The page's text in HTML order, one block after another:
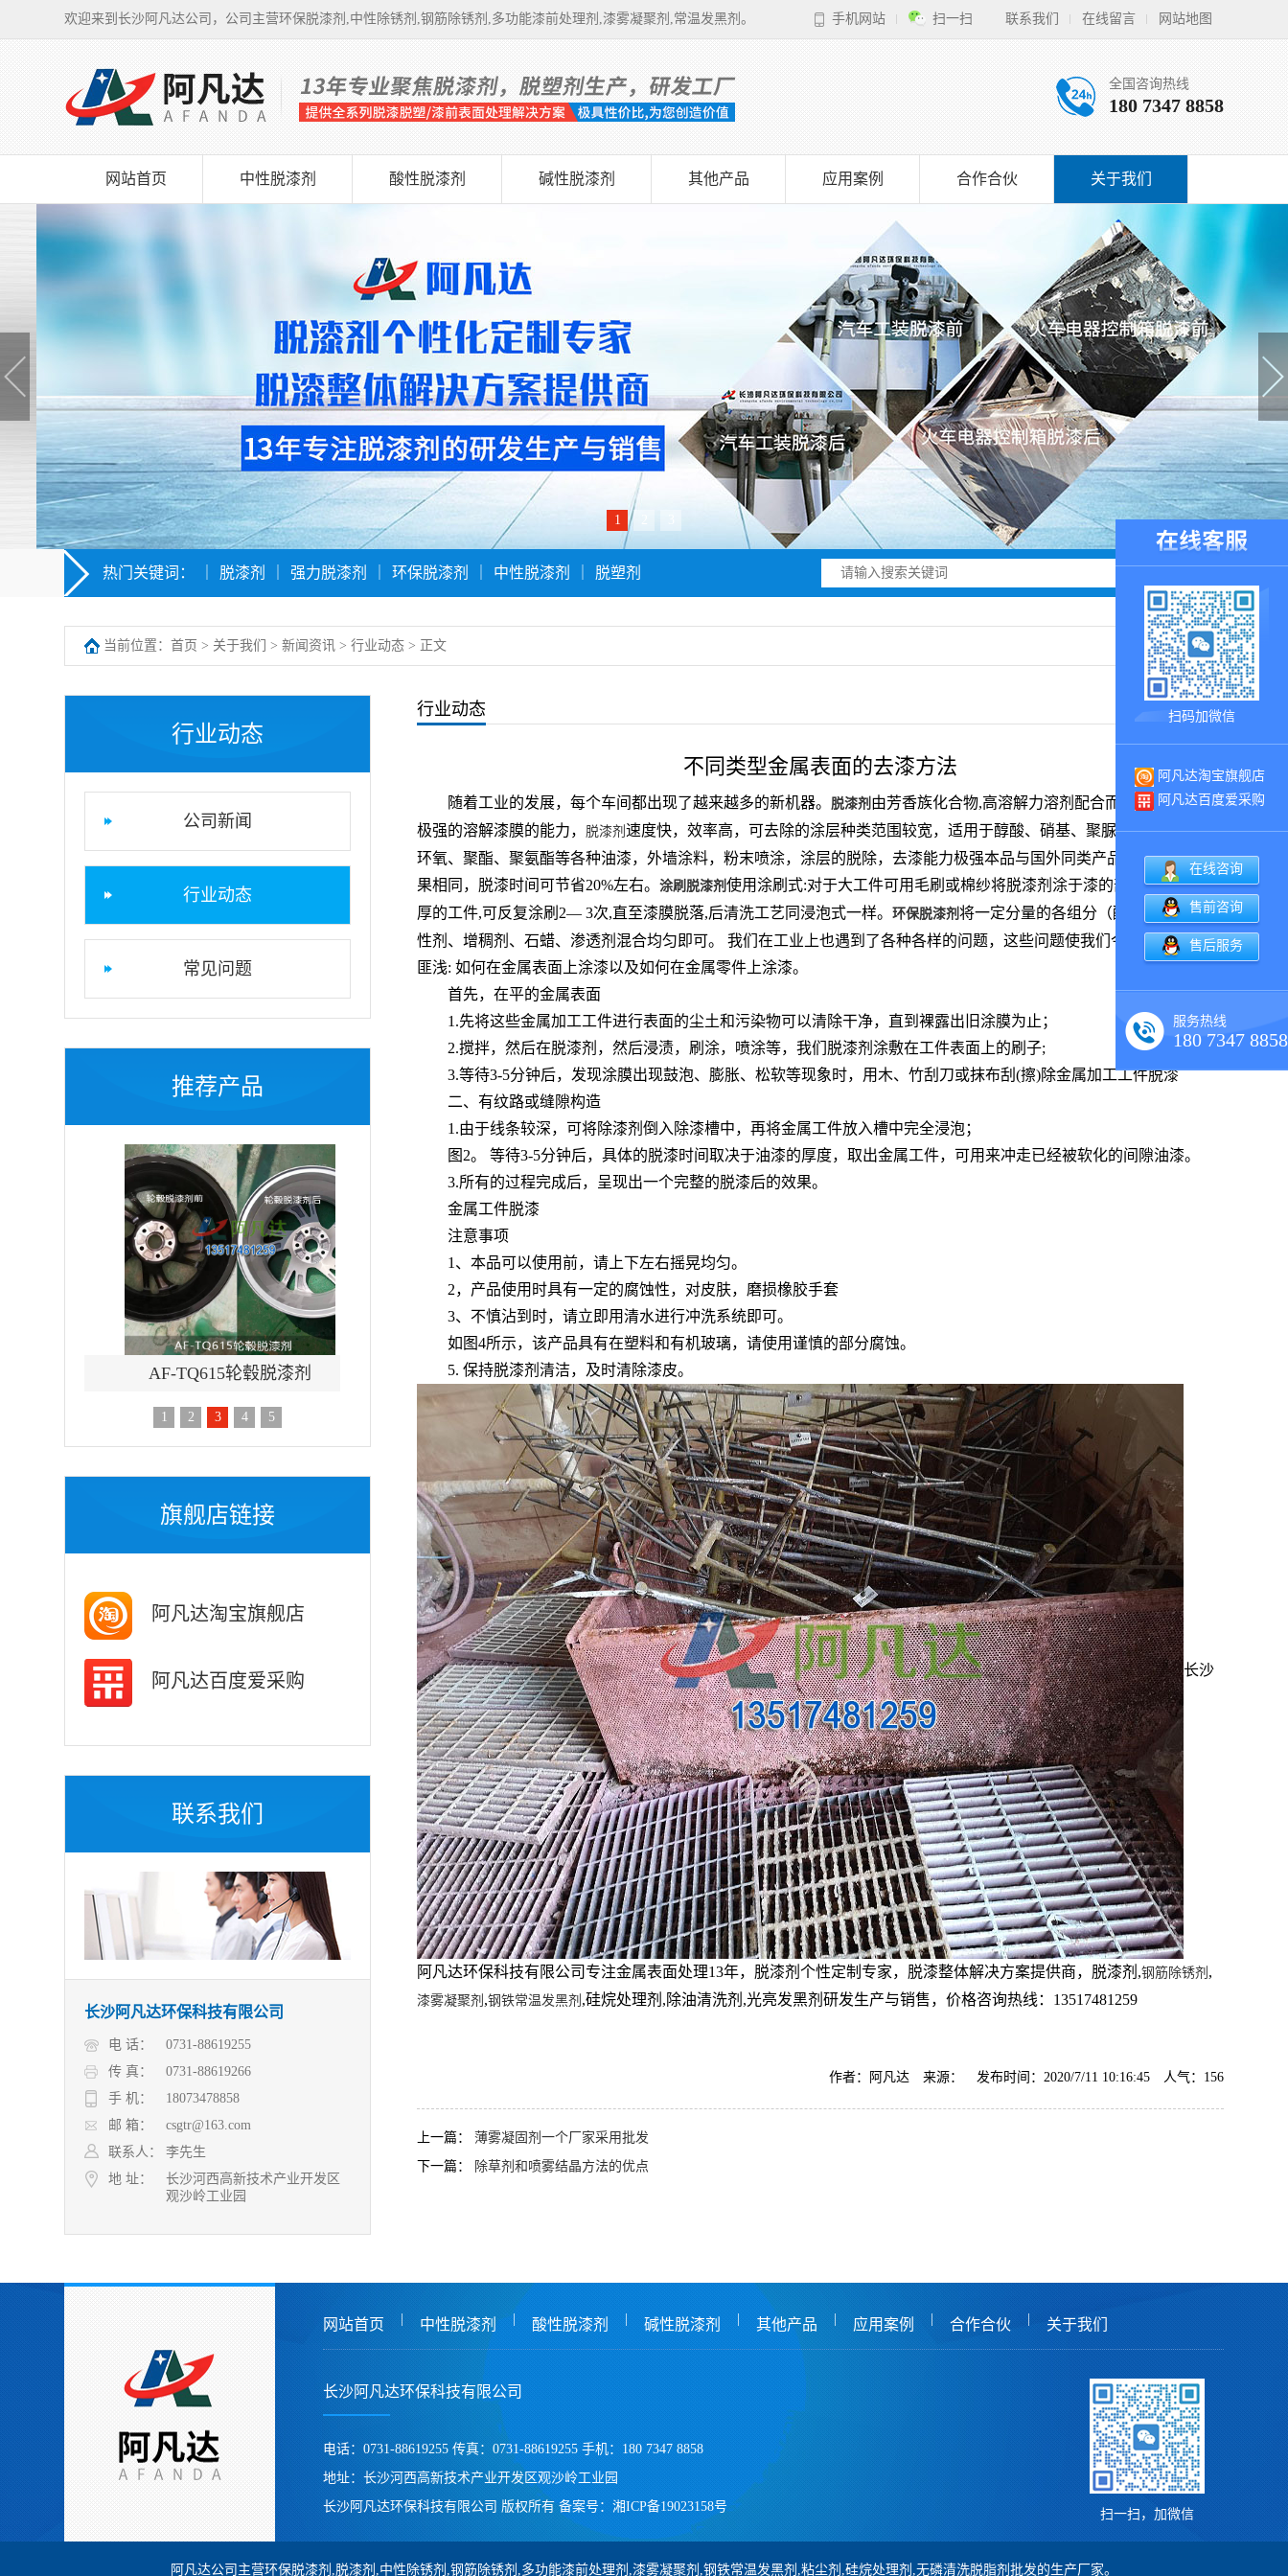
欢迎来到长沙阿凡达公司，公司主营环保脱漆剂,中性除锈剂,钢筋除锈剂,多功能漆前处理剂,漆雾凝聚剂,常温发黑剂。 联系我们 在线留言 网站地图
手机网站 扫一扫
全国咨询热线
180 7347 8858
网站首页 中性脱漆剂 酸性脱漆剂 碱性脱漆剂 其他产品 应用案例 合作合伙 关于我们
1
热门关键词： 脱漆剂 强力脱漆剂 环保脱漆剂 中性脱漆剂 脱塑剂
当前位置： 首页 > 关于我们 > 新闻资讯 > 行业动态 > 正文
行业动态
公司新闻
行业动态
常见问题
推荐产品
AF-TQ615轮毂脱漆剂 AF-TQ612强力刷涂脱漆剂 AF-CF658钢筋除锈剂
1 2 3 4 5
旗舰店链接
阿凡达淘宝旗舰店
阿凡达百度爱采购
联系我们
长沙阿凡达环保科技有限公司
电 话：
0731-88619255
传 真：
0731-88619266
手 机：
18073478858
邮 箱：
csgtr@163.com
联系人：
李先生
地 址：
长沙河西高新技术产业开发区
观沙岭工业园
行业动态
不同类型金属表面的去漆方法
随着工业的发展，每个车间都出现了越来越多的新机器。 脱漆剂 由芳香族化合物,高溶解力溶剂配合而成液体，具有
极强的溶解漆膜的能力，
脱漆剂 速度快，效率高，可去除的涂层种类范围较宽，适用于醇酸、硝基、聚脲醛橡胶型乙烯、
环氧、聚酯、聚氨酯等各种油漆，外墙涂料，粉末喷涂，涂层的脱除，去漆能力极强本品与国外同类产品相比，脱漆效
果相同，脱漆时间可节省20%左右。 涂刷脱漆剂 使用涂刷式:对于大工件可用毛刷或棉纱将脱漆剂涂于漆的部位,对于漆膜
厚的工件,可反复涂刷2— 3次,直至漆膜脱落,后清洗工艺同浸泡式一样。 环保脱漆剂 将一定分量的各组分（醇、酚、表面活
性剂、增稠剂、石蜡、渗透剂混合均匀即可。 我们在工业上也遇到了各种各样的问题，这些问题使我们今天的客户受益
匪浅: 如何在金属表面上涂漆以及如何在金属零件上涂漆。
首先，在平的金属表面
1.先将这些金属加工工件进行表面的尘土和污染物可以清除干净，直到裸露出旧涂膜为止；
2.搅拌，然后在脱漆剂，然后浸渍，刷涂，喷涂等，我们脱漆剂涂敷在工件表面上的刷子;
3.等待3-5分钟后，发现涂膜出现鼓泡、膨胀、松软等现象时，用木、竹刮刀或抹布刮(擦)除金属加工工件脱漆
二、有纹路或缝隙构造
1.由于线条较深，可将除漆剂倒入除漆槽中，再将金属工件放入槽中完全浸泡；
图2。 等待3-5分钟后，具体的脱漆时间取决于油漆的厚度，取出金属工件，可用来冲走已经被软化的间隙油漆。
3.所有的过程完成后，呈现出一个完整的脱漆后的效果。
金属工件脱漆
注意事项
1、本品可以使用前，请上下左右摇晃均匀。
2，产品使用时具有一定的腐蚀性，对皮肤，磨损橡胶手套
3、不慎沾到时，请立即用清水进行冲洗系统即可。
如图4所示，该产品具有在塑料和有机玻璃，请使用谨慎的部分腐蚀。
5. 保持脱漆剂清洁，及时清除漆皮。
长沙
阿凡达环保科技有限公司专注金属表面处理13年，脱漆剂个性定制专家，脱漆整体解决方案提供商，脱漆剂,钢筋除锈剂 ,
漆雾凝聚剂 ,钢铁常温发黑剂 ,硅烷处理剂,除油清洗剂,光亮发黑剂研发生产与销售，价格咨询热线：13517481259
作者：阿凡达 来源： 发布时间：2020/7/11 10:16:45 人气： 156
上一篇： 薄雾凝固剂一个厂家采用批发
下一篇：
除草剂和喷雾结晶方法的优点
网站首页 中性脱漆剂 酸性脱漆剂 碱性脱漆剂 其他产品 应用案例 合作合伙 关于我们
长沙阿凡达环保科技有限公司
电话：0731-88619255 传真：0731-88619255 手机：180 7347 8858
地址：长沙河西高新技术产业开发区观沙岭工业园
长沙阿凡达环保科技有限公司 版权所有备案号： 湘ICP备19023158号
扫一扫，加微信
阿凡达公司主营环保脱漆剂,脱漆剂,中性除锈剂,钢筋除锈剂,多功能漆前处理剂,漆雾凝聚剂,钢铁常温发黑剂,粘尘剂,硅烷处理剂,无磷清洗脱脂剂批发的生产厂家。
扫码加微信
阿凡达淘宝旗舰店
阿凡达百度爱采购
在线咨询
售前咨询
售后服务
服务热线
180 7347 8858